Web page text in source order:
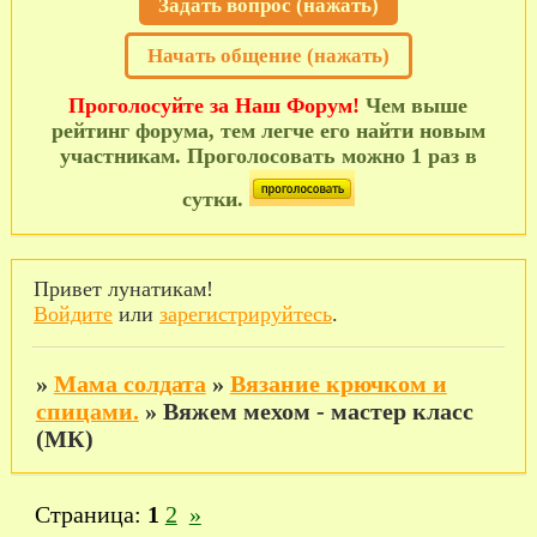
Задать вопрос (нажать)
Начать общение (нажать)
Проголосуйте за Наш Форум! Чем выше
рейтинг форума, тем легче его найти новым
участникам. Проголосовать можно 1 раз в
сутки.
Привет лунатикам!
Войдитеили зарегистрируйтесь.
» Мама солдата » Вязание крючком и
спицами. » Вяжем мехом - мастер класс
(МК)
Страница: 1 2 »